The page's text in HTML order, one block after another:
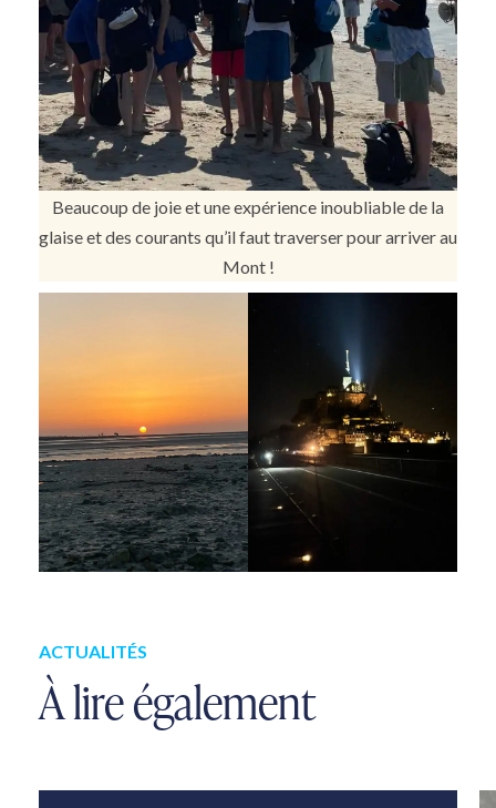
Beaucoup de joie et une expérience inoubliable de la
glaise et des courants qu’il faut traverser pour arriver au
Mont !
ACTUALITÉS
À lire également